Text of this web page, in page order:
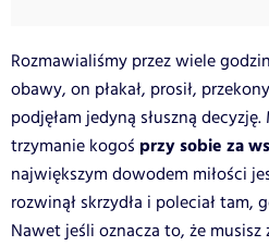
Rozmawialiśmy przez wiele
obawy, on płakał, prosił,
podjęłam jedyną słuszną
trzymanie kogoś przy sobie za
największym dowodem miłości
rozwinął skrzydła i poleciał tam,
Nawet jeśli oznacza to, że musisz